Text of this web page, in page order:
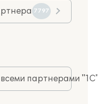
7797
партнерами